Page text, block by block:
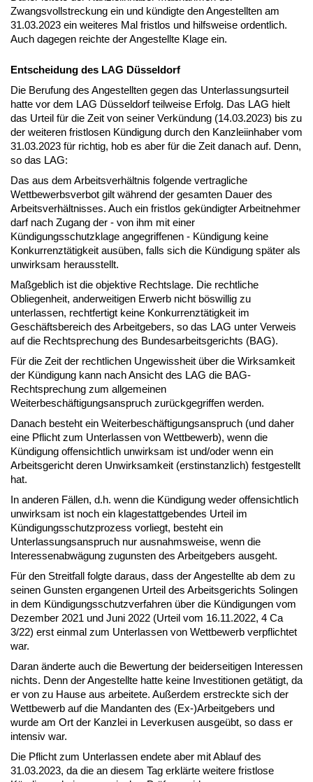
Zwangsvollstreckung ein und kündigte den Angestellten am
31.03.2023 ein weiteres Mal fristlos und hilfsweise ordentlich.
Auch dagegen reichte der Angestellte Klage ein.
Entscheidung des LAG Düsseldorf
Die Berufung des Angestellten gegen das Unterlassungsurteil
hatte vor dem LAG Düsseldorf teilweise Erfolg. Das LAG hielt
das Urteil für die Zeit von seiner Verkündung (14.03.2023) bis zu
der weiteren fristlosen Kündigung durch den Kanzleiinhaber vom
31.03.2023 für richtig, hob es aber für die Zeit danach auf. Denn,
so das LAG:
Das aus dem Arbeitsverhältnis folgende vertragliche
Wettbewerbsverbot gilt während der gesamten Dauer des
Arbeitsverhältnisses. Auch ein fristlos gekündigter Arbeitnehmer
darf nach Zugang der - von ihm mit einer
Kündigungsschutzklage angegriffenen - Kündigung keine
Konkurrenztätigkeit ausüben, falls sich die Kündigung später als
unwirksam herausstellt.
Maßgeblich ist die objektive Rechtslage. Die rechtliche
Obliegenheit, anderweitigen Erwerb nicht böswillig zu
unterlassen, rechtfertigt keine Konkurrenztätigkeit im
Geschäftsbereich des Arbeitgebers, so das LAG unter Verweis
auf die Rechtsprechung des Bundesarbeitsgerichts (BAG).
Für die Zeit der rechtlichen Ungewissheit über die Wirksamkeit
der Kündigung kann nach Ansicht des LAG die BAG-
Rechtsprechung zum allgemeinen
Weiterbeschäftigungsanspruch zurückgegriffen werden.
Danach besteht ein Weiterbeschäftigungsanspruch (und daher
eine Pflicht zum Unterlassen von Wettbewerb), wenn die
Kündigung offensichtlich unwirksam ist und/oder wenn ein
Arbeitsgericht deren Unwirksamkeit (erstinstanzlich) festgestellt
hat.
In anderen Fällen, d.h. wenn die Kündigung weder offensichtlich
unwirksam ist noch ein klagestattgebendes Urteil im
Kündigungsschutzprozess vorliegt, besteht ein
Unterlassungsanspruch nur ausnahmsweise, wenn die
Interessenabwägung zugunsten des Arbeitgebers ausgeht.
Für den Streitfall folgte daraus, dass der Angestellte ab dem zu
seinen Gunsten ergangenen Urteil des Arbeitsgerichts Solingen
in dem Kündigungsschutzverfahren über die Kündigungen vom
Dezember 2021 und Juni 2022 (Urteil vom 16.11.2022, 4 Ca
3/22) erst einmal zum Unterlassen von Wettbewerb verpflichtet
war.
Daran änderte auch die Bewertung der beiderseitigen Interessen
nichts. Denn der Angestellte hatte keine Investitionen getätigt, da
er von zu Hause aus arbeitete. Außerdem erstreckte sich der
Wettbewerb auf die Mandanten des (Ex-)Arbeitgebers und
wurde am Ort der Kanzlei in Leverkusen ausgeübt, so dass er
intensiv war.
Die Pflicht zum Unterlassen endete aber mit Ablauf des
31.03.2023, da die an diesem Tag erklärte weitere fristlose